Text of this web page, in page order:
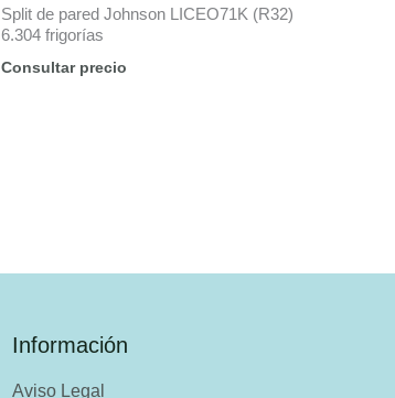
Split de pared Johnson LICEO71K (R32)
6.304 frigorías
Consultar precio
Información
Aviso Legal